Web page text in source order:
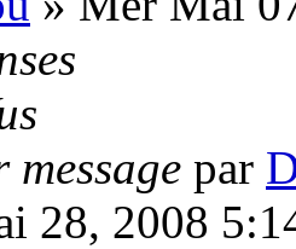
par
28, 2008